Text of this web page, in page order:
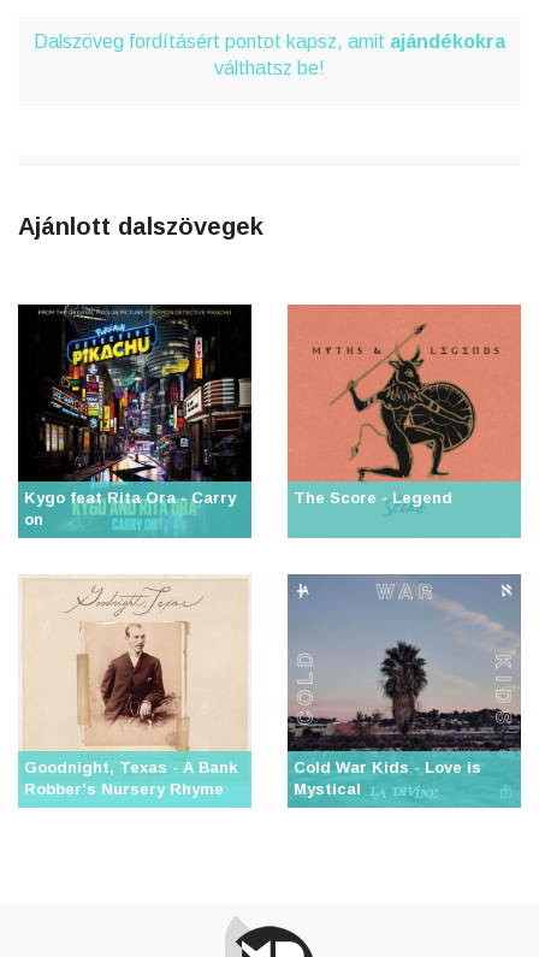
Dalszöveg fordításért pontot kapsz, amit ajándékokra
válthatsz be!
Ajánlott dalszövegek
Kygo feat Rita Ora - Carry
on
The Score - Legend
Goodnight, Texas - A Bank
Robber's Nursery Rhyme
Cold War Kids - Love is
Mystical